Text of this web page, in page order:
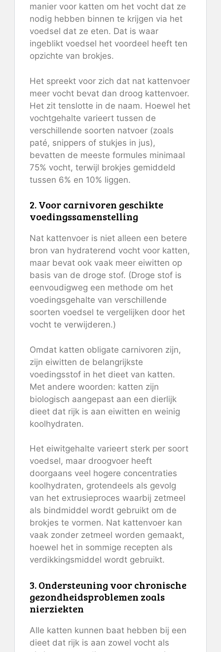
manier voor katten om het vocht dat ze
nodig hebben binnen te krijgen via het
voedsel dat ze eten. Dat is waar
ingeblikt voedsel het voordeel heeft ten
opzichte van brokjes.
Het spreekt voor zich dat nat kattenvoer
meer vocht bevat dan droog kattenvoer.
Het zit tenslotte in de naam. Hoewel het
vochtgehalte varieert tussen de
verschillende soorten natvoer (zoals
paté, snippers of stukjes in jus),
bevatten de meeste formules minimaal
75% vocht, terwijl brokjes gemiddeld
tussen 6% en 10% liggen.
2. Voor carnivoren geschikte
voedingssamenstelling
Nat kattenvoer is niet alleen een betere
bron van hydraterend vocht voor katten,
maar bevat ook vaak meer eiwitten op
basis van de droge stof. (Droge stof is
eenvoudigweg een methode om het
voedingsgehalte van verschillende
soorten voedsel te vergelijken door het
vocht te verwijderen.)
Omdat katten obligate carnivoren zijn,
zijn eiwitten de belangrijkste
voedingsstof in het dieet van katten.
Met andere woorden: katten zijn
biologisch aangepast aan een dierlijk
dieet dat rijk is aan eiwitten en weinig
koolhydraten.
Het eiwitgehalte varieert sterk per soort
voedsel, maar droogvoer heeft
doorgaans veel hogere concentraties
koolhydraten, grotendeels als gevolg
van het extrusieproces waarbij zetmeel
als bindmiddel wordt gebruikt om de
brokjes te vormen. Nat kattenvoer kan
vaak zonder zetmeel worden gemaakt,
hoewel het in sommige recepten als
verdikkingsmiddel wordt gebruikt.
3. Ondersteuning voor chronische
gezondheidsproblemen zoals
nierziekten
Alle katten kunnen baat hebben bij een
dieet dat rijk is aan zowel vocht als